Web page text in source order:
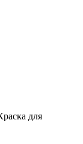
для